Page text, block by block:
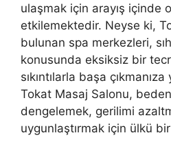
ulaşmak için arayış içinde
etkilemektedir. Neyse ki,
bulunan spa merkezleri,
konusunda eksiksiz bir
sıkıntılarla başa
Tokat Masaj Salonu,
dengelemek, gerilimi
uygunlaştırmak için ülkü